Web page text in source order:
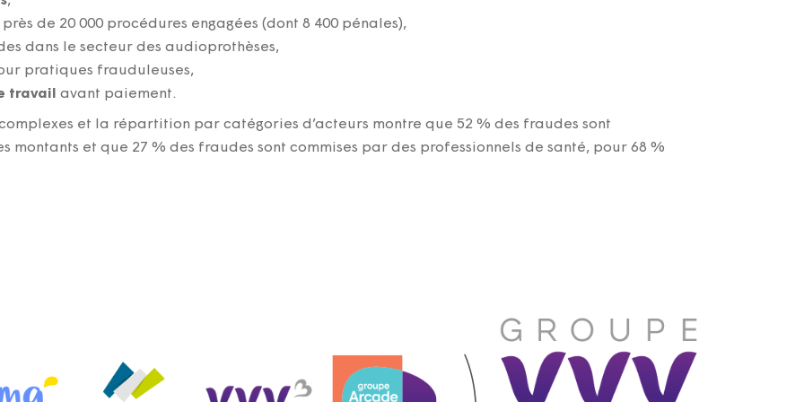
de 20 000 procédures engagées (dont 8 400 pénales),
dans le secteur des audioprothèses,
pratiques frauduleuses,
travail avant paiement.
et la répartition par catégories d’acteurs montre que 52 % des fraudes sont
montants et que 27 % des fraudes sont commises par des professionnels de santé, pour 68 %